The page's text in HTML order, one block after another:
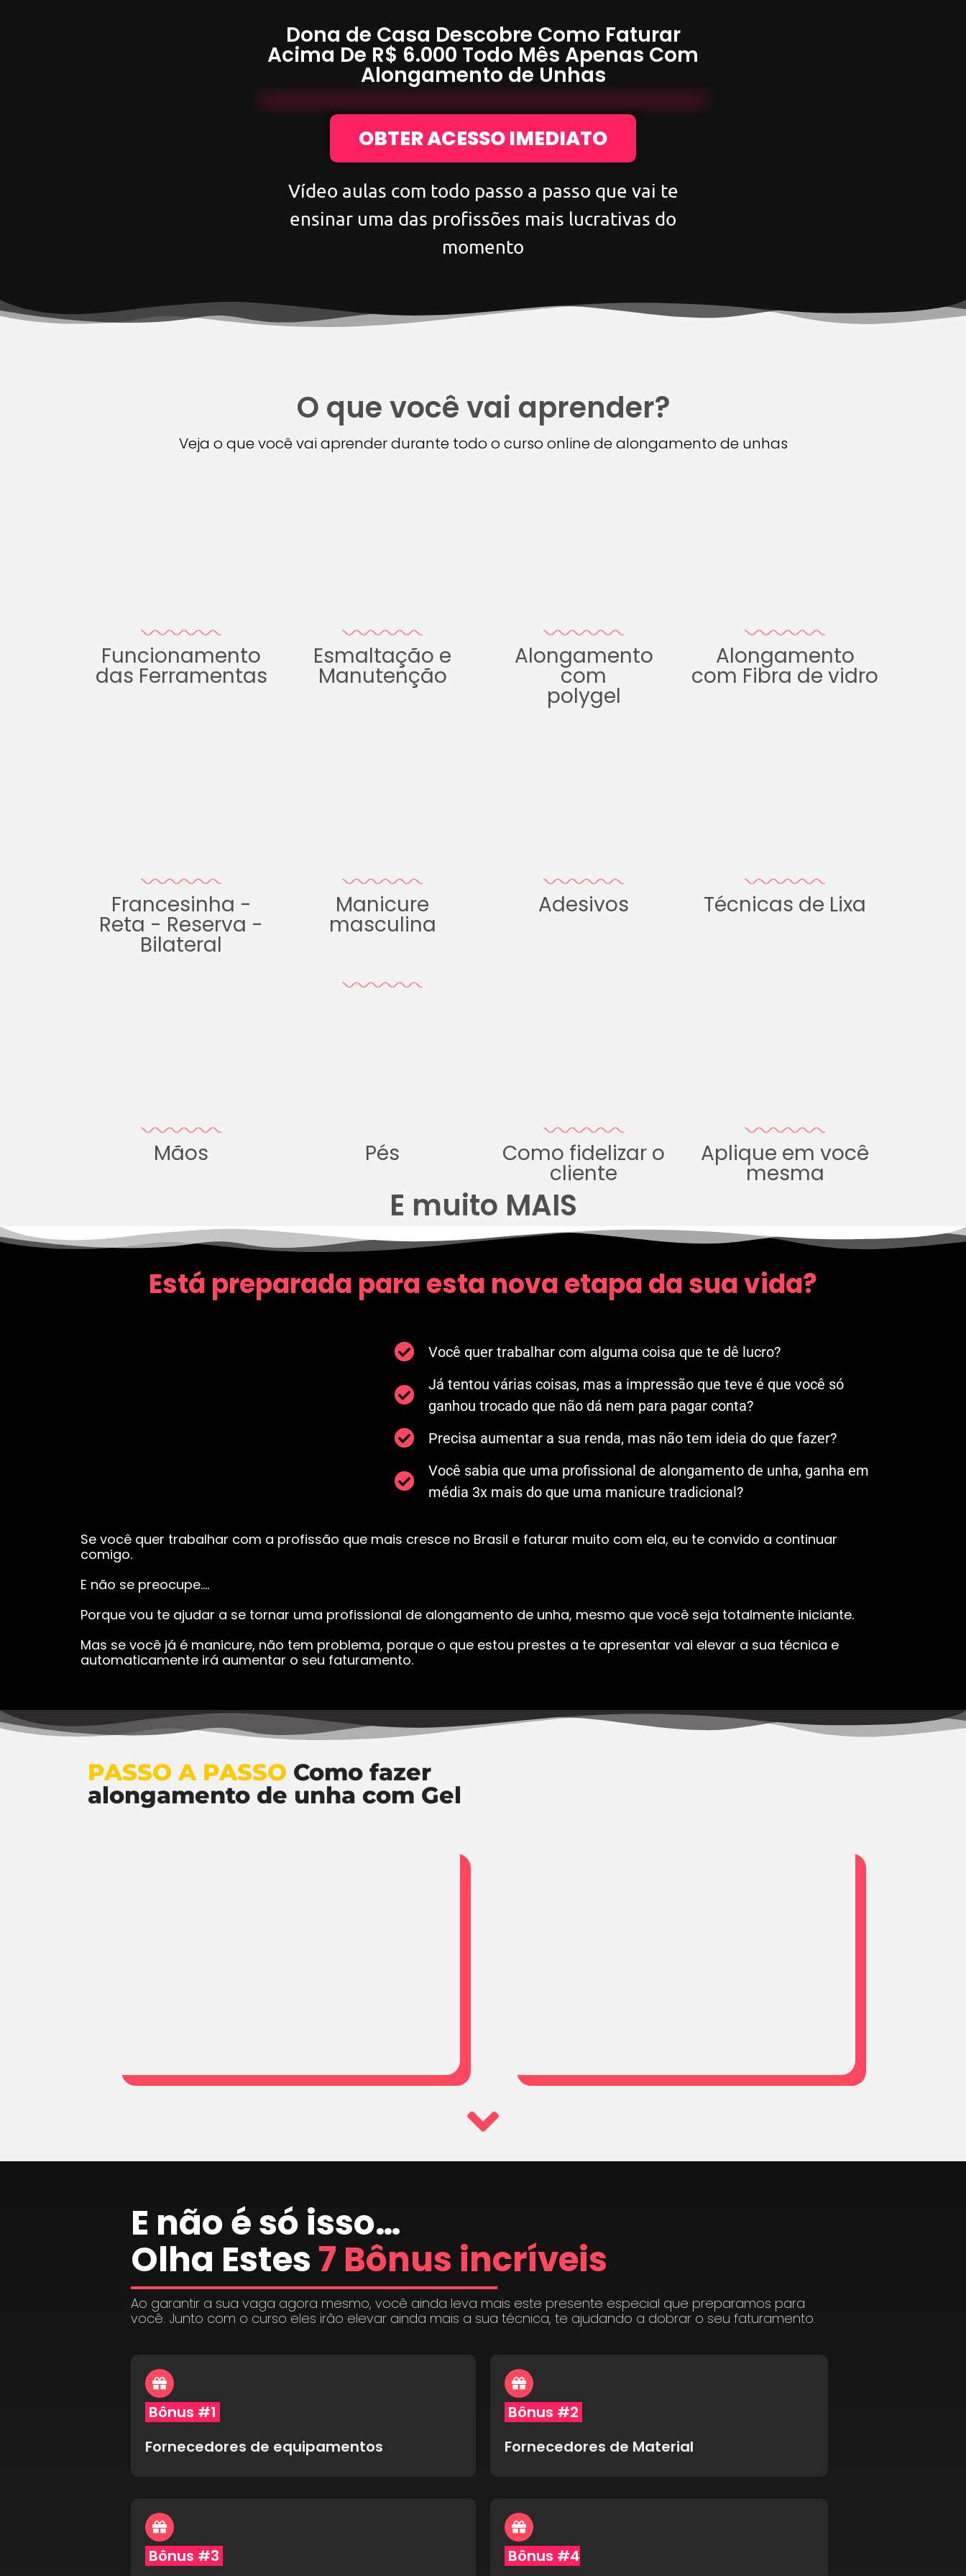
Dona de Casa Descobre Como Faturar
Acima De R$ 6.000 Todo Mês Apenas Com
Alongamento de Unhas
OBTER ACESSO IMEDIATO
Vídeo aulas com todo passo a passo que vai te
ensinar uma das profissões mais lucrativas do
momento
O que você vai aprender?
Veja o que você vai aprender durante todo o curso online de alongamento de unhas
Funcionamento
das Ferramentas
Esmaltação e
Manutenção
Alongamento
com
polygel
Alongamento
com Fibra de vidro
Francesinha -
Reta - Reserva -
Bilateral
Manicure
masculina
Adesivos Técnicas de Lixa
Mãos Pés Como fidelizar o
cliente
Aplique em você
mesma
E muito MAIS
Está preparada para esta nova etapa da sua vida?
Você quer trabalhar com alguma coisa que te dê lucro?
Já tentou várias coisas, mas a impressão que teve é que você só
ganhou trocado que não dá nem para pagar conta?
Precisa aumentar a sua renda, mas não tem ideia do que fazer?
Você sabia que uma profissional de alongamento de unha, ganha em
média 3x mais do que uma manicure tradicional?
Se você quer trabalhar com a profissão que mais cresce no Brasil e faturar muito com ela, eu te convido a continuar
comigo.
E não se preocupe….
Porque vou te ajudar a se tornar uma profissional de alongamento de unha, mesmo que você seja totalmente iniciante.
Mas se você já é manicure, não tem problema, porque o que estou prestes a te apresentar vai elevar a sua técnica e
automaticamente irá aumentar o seu faturamento.
PASSO A PASSO Como fazer
alongamento de unha com Gel
E não é só isso…
Olha Estes 7 Bônus incríveis
Ao garantir a sua vaga agora mesmo, você ainda leva mais este presente especial que preparamos para
você. Junto com o curso eles irão elevar ainda mais a sua técnica, te ajudando a dobrar o seu faturamento.
Bônus #1
Fornecedores de equipamentos
Bônus #2
Fornecedores de Material
Bônus #3 Bônus #4